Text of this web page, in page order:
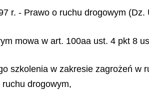
r. - Prawo o ruchu drogowym
mowa w art. 100aa ust. 4 pkt 8
szkolenia w zakresie zagrożeń
drogowym,